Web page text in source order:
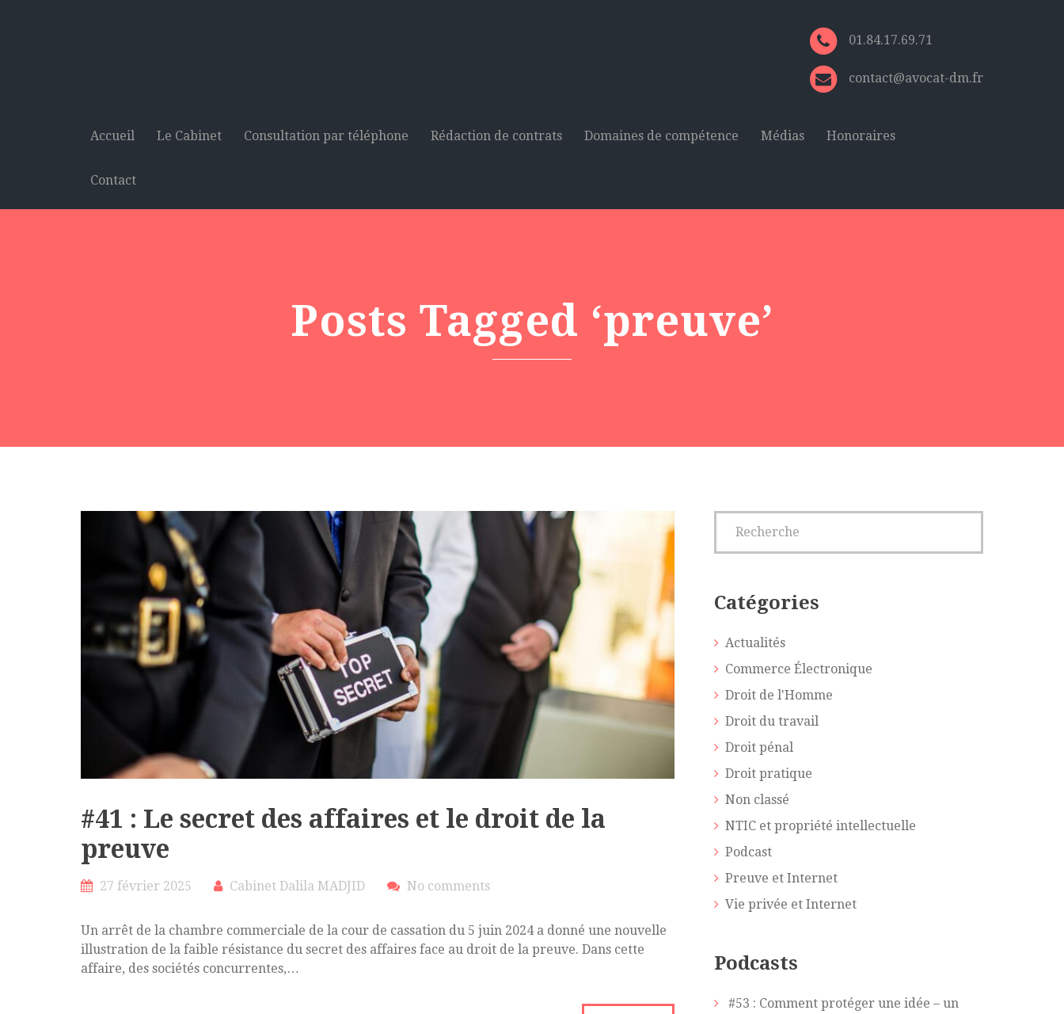
01.84.17.69.71
contact@avocat-dm.fr
Accueil Le Cabinet Consultation par téléphone Rédaction de contrats Domaines de compétence Médias Honoraires
Contact
Posts Tagged ‘preuve’
#41 : Le secret des affaires et le droit de la
preuve
27 février 2025 Cabinet Dalila MADJID No comments
Un arrêt de la chambre commerciale de la cour de cassation du 5 juin 2024 a donné une nouvelle
illustration de la faible résistance du secret des affaires face au droit de la preuve. Dans cette
affaire, des sociétés concurrentes,…
Catégories
Actualités
Commerce Électronique
Droit de l'Homme
Droit du travail
Droit pénal
Droit pratique
Non classé
NTIC et propriété intellectuelle
Podcast
Preuve et Internet
Vie privée et Internet
Podcasts
#53 : Comment protéger une idée – un